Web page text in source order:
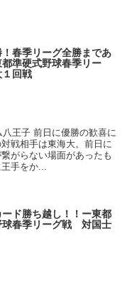
春季リーグ全勝まであ
準硬式野球春季リー
回戦
王子 前日に優勝の歓喜に
戦相手は東海大。前日に
がらない場面があったも
手をか...
ド勝ち越し！！ー東都
球春季リーグ戦 対国士